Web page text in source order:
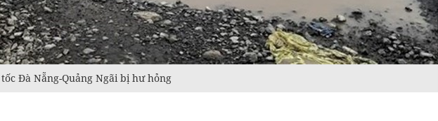
Đà Nẵng-Quảng Ngãi bị hư hỏng